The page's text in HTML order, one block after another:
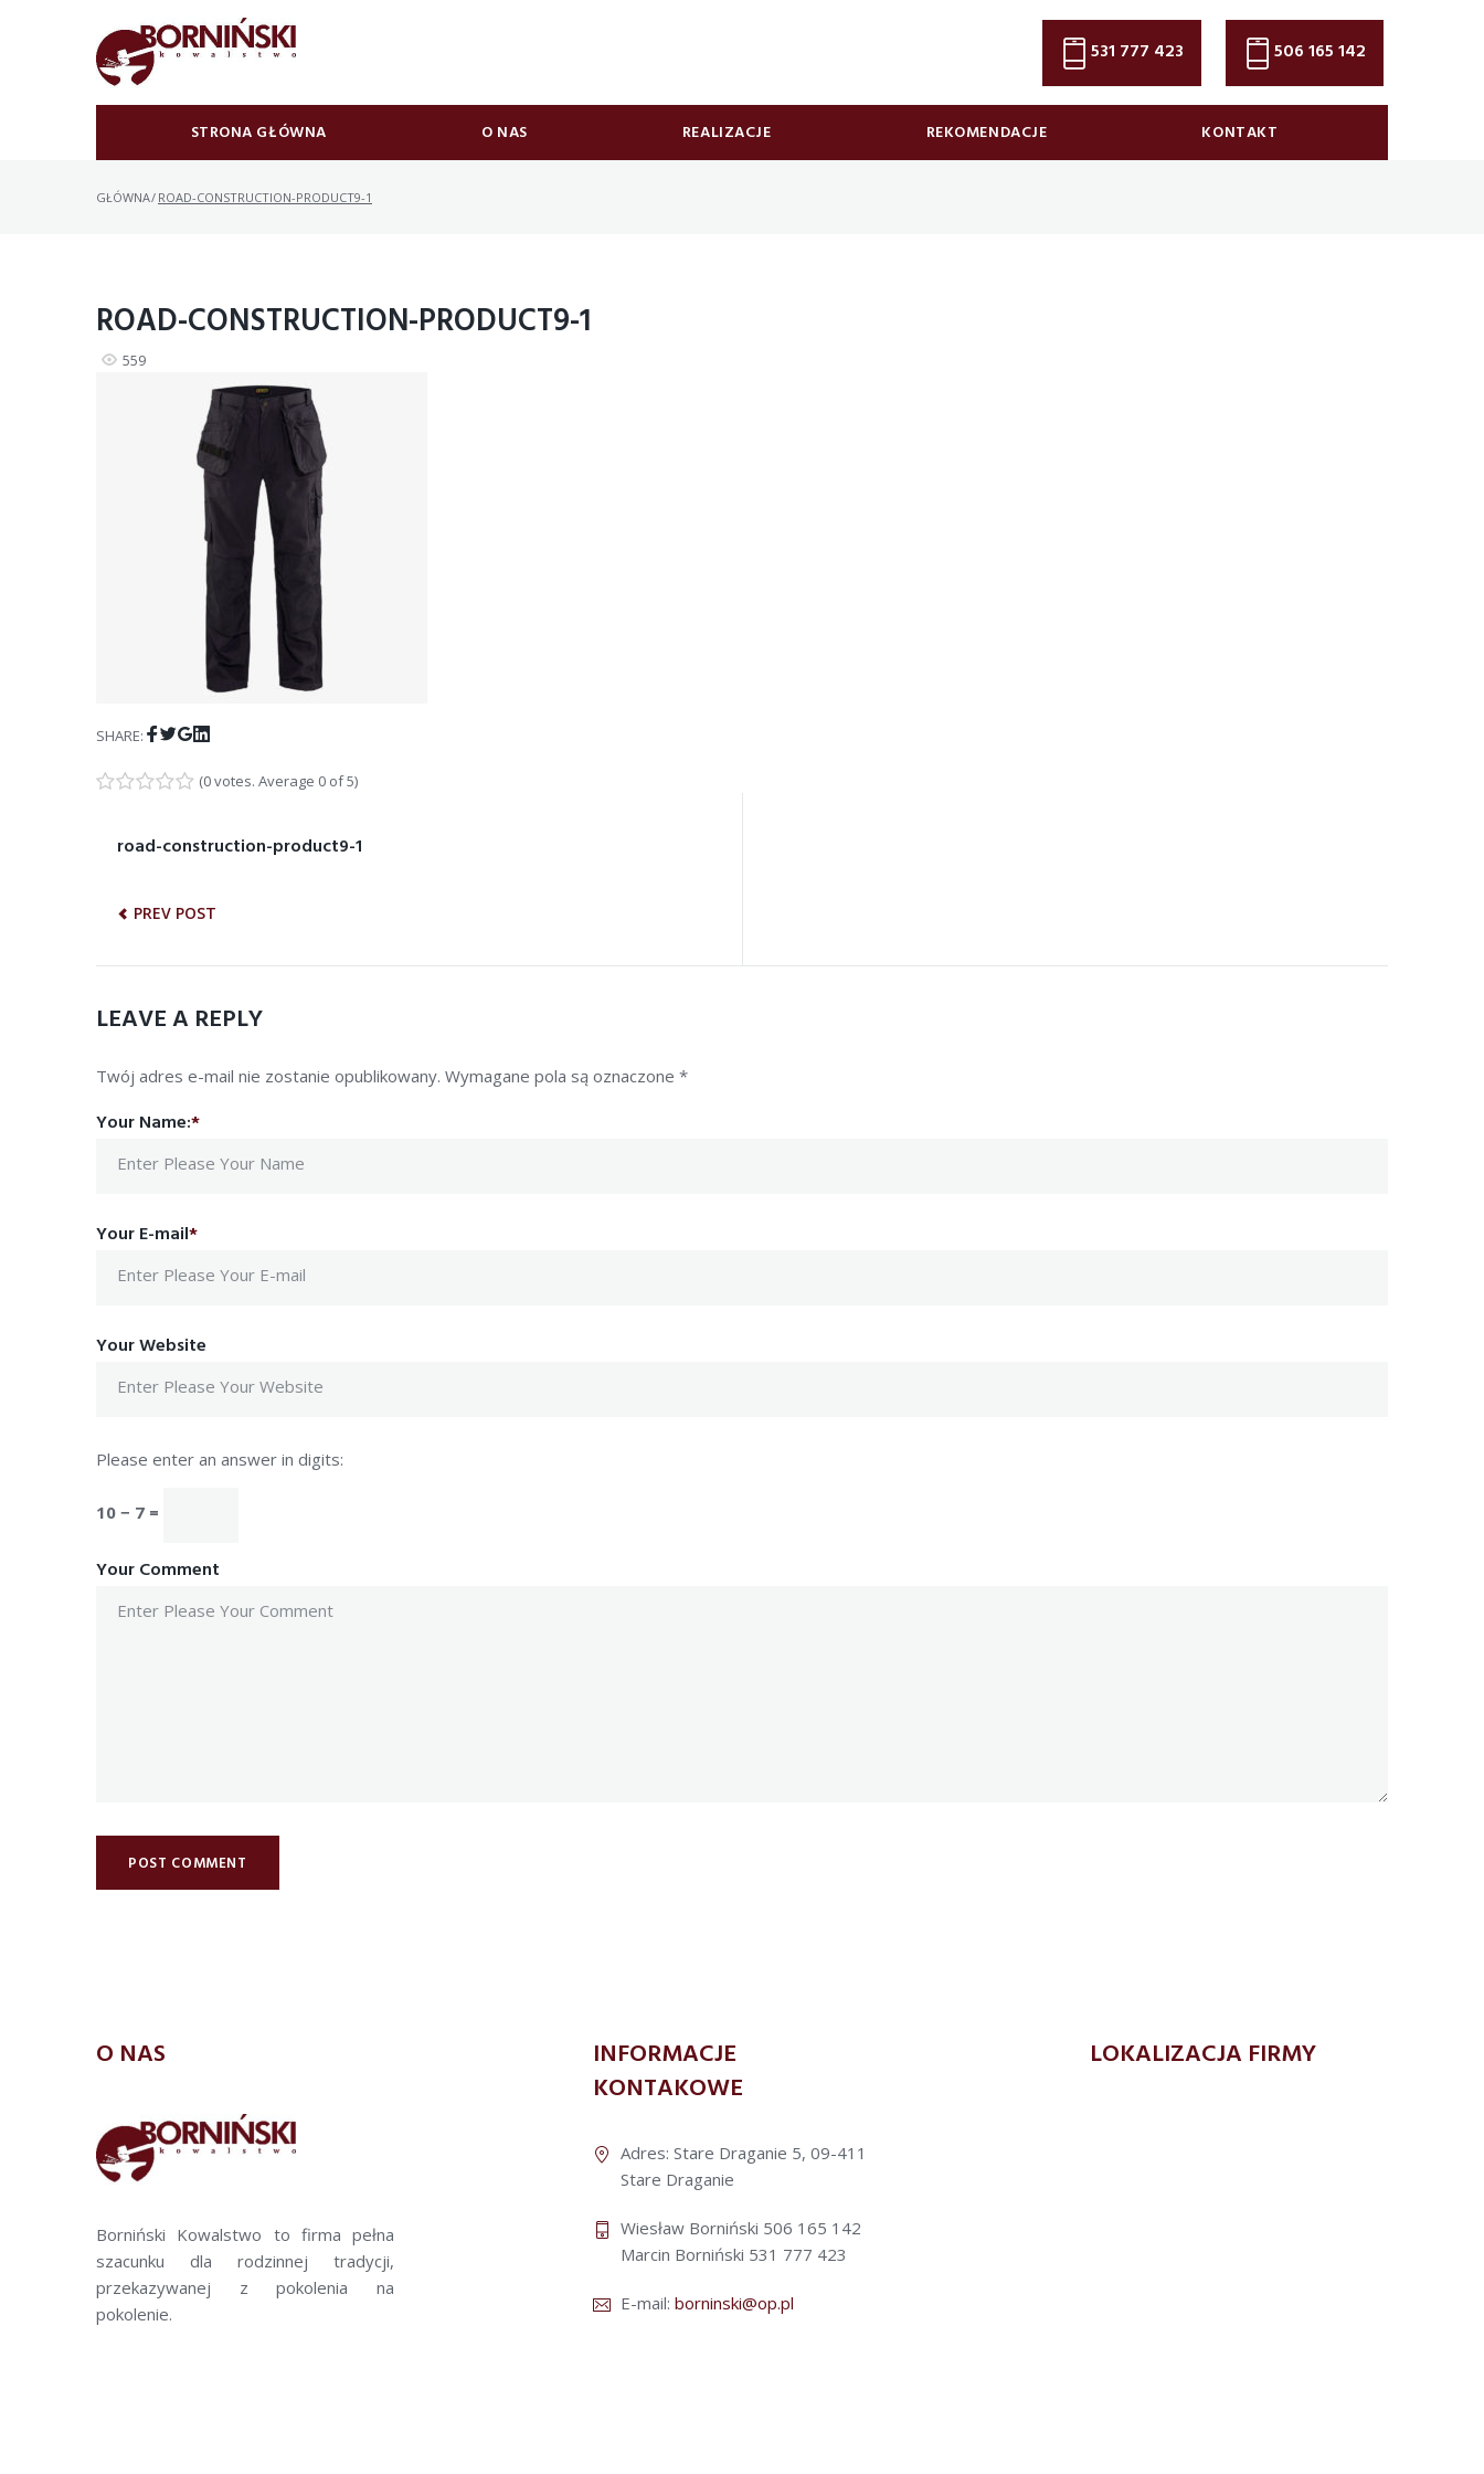
531 777 423 506 165 142
STRONA GŁÓWNA O NAS REALIZACJE REKOMENDACJE KONTAKT
GŁÓWNA/ ROAD-CONSTRUCTION-PRODUCT9-1
ROAD-CONSTRUCTION-PRODUCT9-1
559
SHARE: Facebook
Twitter
Google+
LinkedIn
(0 votes. Average 0of 5)
NAWIGACJA
WPISU
road-construction-product9-1
PREV POST
Previous
LEAVE A REPLY
Twój adres e-mail nie zostanie opublikowany. Wymagane pola są oznaczone *
Your Name:*
Your E-mail*
Your Website
Please enter an answer in digits:
10 − 7 =
Your Comment
O NAS
Borniński Kowalstwo to firma pełna
szacunku dla rodzinnej tradycji,
przekazywanej z pokolenia na
pokolenie.
INFORMACJE
KONTAKOWE
Adres: Stare Draganie 5, 09-411
Stare Draganie
Wiesław Borniński 506 165 142
Marcin Borniński 531 777 423
E-mail: borninski@op.pl
LOKALIZACJA FIRMY